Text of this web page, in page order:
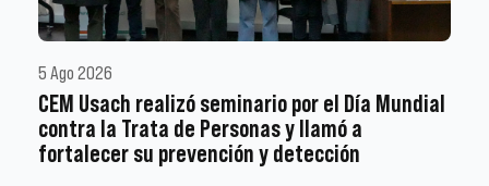
5 Ago 2026
CEM Usach realizó seminario por el Día Mundial
contra la Trata de Personas y llamó a
fortalecer su prevención y detección